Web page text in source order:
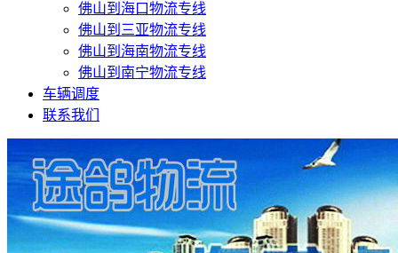
佛山到海口物流专线
佛山到三亚物流专线
佛山到海南物流专线
佛山到南宁物流专线
车辆调度
联系我们